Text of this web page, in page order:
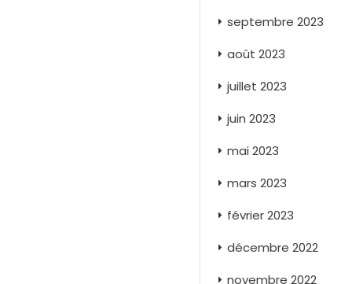
septembre 2023
août 2023
juillet 2023
juin 2023
mai 2023
mars 2023
février 2023
décembre 2022
novembre 2022